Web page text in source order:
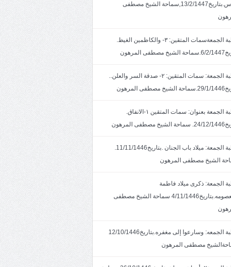
الناس.بتاريخ13/2/1447,سماحة الشيخ مصطفى
خطبة الجمعةسمات المتقين: ٣- والكاظمين الغيظ.
المرهون
خطبة الجمعة: سمات المتقين: ٢- صدقة السر والعلن..
مصطفى المرهون
خطبة الجمعة بعنوان: سمات المتقين ١-الانفاق.
مصطفى المرهون
خطبة الجمعة: ميلاد باب الجنان .بتاريخ11/11/1446.
الشيخ مصطفى المرهون
الجمعة: ذكرى ميلاد فاطمة
المعصومه.بتاريخ4/11/1446 سماحة الشيخ مصطفى
خطبة الجمعه: وسارعوا إلى مغفره.بتاريخ12/10/1446
مصطفى المرهون